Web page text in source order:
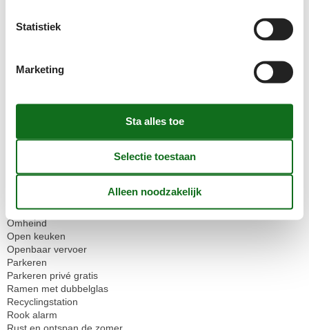
Geen huisdieren toegestaan
Groene ruimte tuin
Handdoeken extra
Haardroger
Keukenhanddoek
Koelkast
Niet roken
Omheind
Open keuken
Openbaar vervoer
Parkeren
Parkeren privé gratis
Ramen met dubbelglas
Recyclingstation
Rook alarm
Statistiek
Marketing